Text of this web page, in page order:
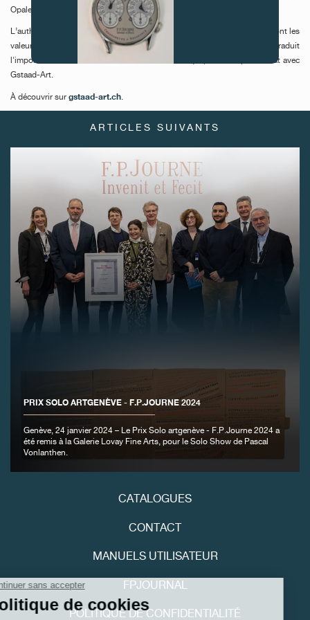
Opale de Lens.
L’authenticité, la rareté et le talent, dont les initiales forment « A.R.T. », sont les
valeurs qui symbolisent la Manufacture F.P.Journe. Cet acronyme traduit
l'importance de sa relation avec le monde artistique, et de ce partenariat avec
Gstaad-Art.
À découvrir sur gstaad-art.ch.
ARTICLES SUIVANTS
PRIX SOLO ARTGENÈVE - F.P.JOURNE 2024
Genève, 24 janvier 2024 – Le Prix Solo artgenève - F.P.Journe 2024 a
été remis à la Galerie Lovay Fine Arts, pour le Solo Show de Pascal
Vonlanthen.
CATALOGUES
CONTACT
MANUELS UTILISATEUR
FPJOURNAL
POLITIQUE DE CONFIDENTIALITÉ
FAUX